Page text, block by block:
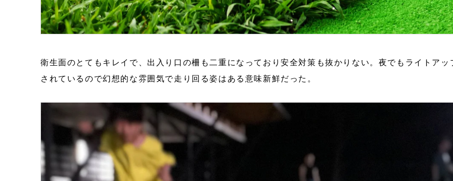
衛生面のとてもキレイで、出入り口の柵も二重になっており安全対策も抜かりない。夜でもライトアッ
されているので幻想的な雰囲気で走り回る姿はある意味新鮮だった。